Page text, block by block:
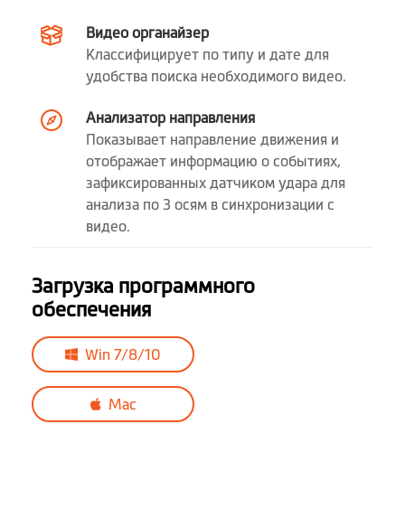
Видео органайзер
Классифицирует по типу и дате для
удобства поиска необходимого видео.
Анализатор направления
Показывает направление движения и
отображает информацию о событиях,
зафиксированных датчиком удара для
анализа по 3 осям в синхронизации с
видео.
Загрузка программного
обеспечения
Win 7/8/10
Mac